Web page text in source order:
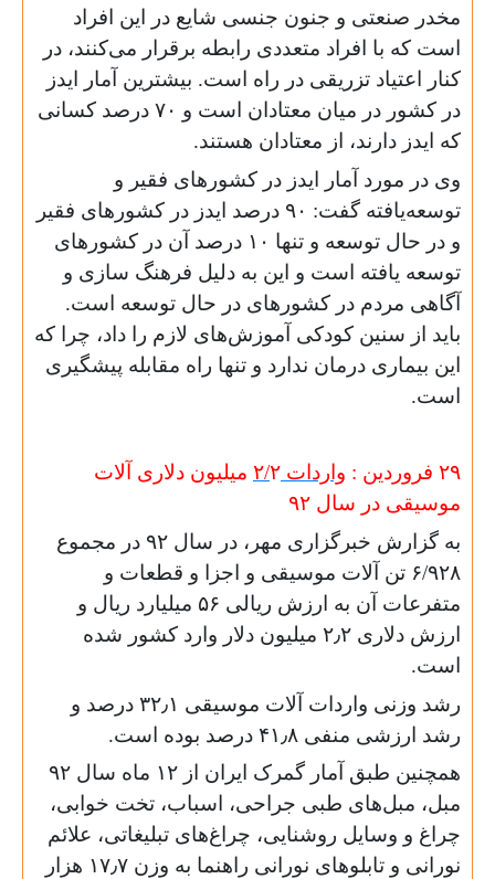
مخدر صنعتی و جنون جنسی شایع در این افراد
است که با افراد متعددی رابطه برقرار می‌کنند، در
کنار اعتیاد تزریقی در راه است. بیشترین آمار ایدز
در کشور در میان معتادان است و ۷۰ درصد کسانی
که ایدز دارند، از معتادان هستند.
وی در مورد آمار ایدز در کشورهای فقیر و
توسعه‌یافته گفت: ۹۰ درصد ایدز در کشورهای فقیر
و در حال توسعه ‌و تنها ۱۰ درصد آن در کشورهای
توسعه یافته است و این به دلیل فرهنگ سازی و
آگاهی مردم در کشورهای در حال توسعه است.
باید از سنین کودکی آموزش‌های لازم را داد، چرا که
این بیماری درمان ندارد و تنها راه مقابله پیشگیری
است.
۲۹ فروردین : واردات ۲/۲
میلیون دلاری آلات
موسیقی در سال ۹۲
به گزارش خبرگزاری مهر، در سال ۹۲ در مجموع
۶/۹۲۸ تن آلات موسیقی و اجزا و قطعات و
متفرعات آن به ارزش ریالی ۵۶ میلیارد ریال و
ارزش دلاری ۲٫۲ میلیون دلار وارد کشور شده
است.
رشد وزنی واردات آلات موسیقی ۳۲٫۱ درصد و
رشد ارزشی منفی ۴۱٫۸ درصد بوده است.
همچنین طبق آمار گمرک ایران از ۱۲ ماه سال ۹۲
مبل، مبل‌های طبی جراحی، اسباب، تخت خوابی،
چراغ و وسایل روشنایی، چراغ‌های تبلیغاتی، علائم
نورانی و تابلوهای نورانی راهنما به وزن ۱۷٫۷ هزار